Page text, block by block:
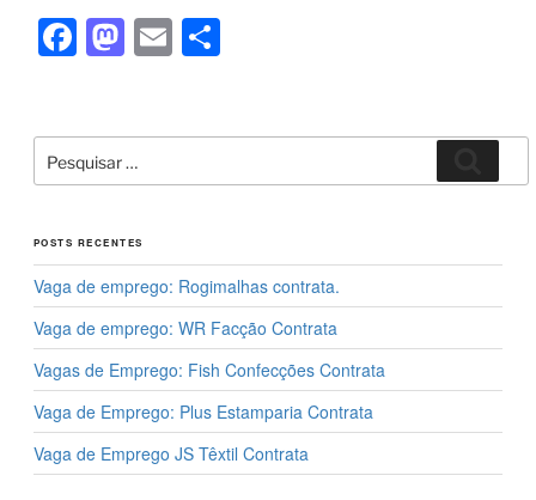
F
a
e
b
o
o
k
M
a
o
d
o
n
E
m
e
Pesquisar
por:
POSTS RECENTES
Vaga de emprego: Rogimalhas contrata.
Vaga de emprego: WR Facção Contrata
Vagas de Emprego: Fish Confecções Contrata
Vaga de Emprego: Plus Estamparia Contrata
Vaga de Emprego JS Têxtil Contrata